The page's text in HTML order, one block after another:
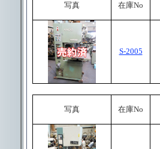
写真 在庫No
S-2005
写真 在庫No